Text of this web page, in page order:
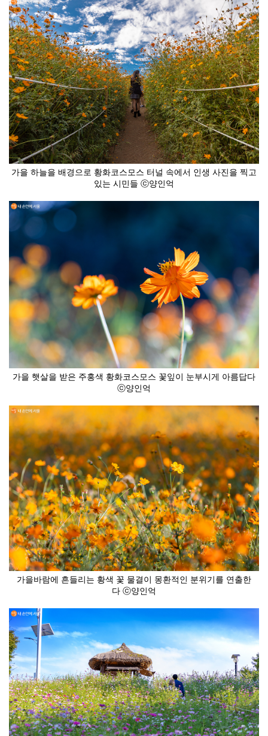
가을 하늘을 배경으로 황화코스모스 터널 속에서 인생 사진을 찍고
있는 시민들 ⓒ양인억
가을 햇살을 받은 주홍색 황화코스모스 꽃잎이 눈부시게 아름답다
ⓒ양인억
가을바람에 흔들리는 황색 꽃 물결이 몽환적인 분위기를 연출한
다 ⓒ양인억